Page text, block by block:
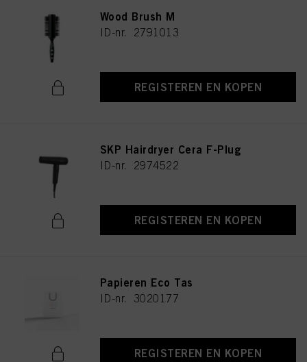
Wood Brush M
ID-nr. 2791013
REGISTEREN EN KOPEN
SKP Hairdryer Cera F-Plug
ID-nr. 2974522
REGISTEREN EN KOPEN
Papieren Eco Tas
ID-nr. 3020177
REGISTEREN EN KOPEN